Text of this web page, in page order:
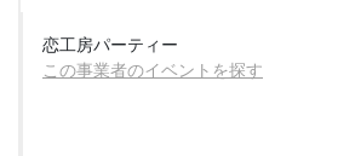
恋工房パーティー
この事業者のイベントを探す